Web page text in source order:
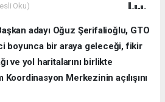
Oku)
adayı Oğuz Şerifalioğlu, GTO
boyunca bir araya geleceği, fikir
ve yol haritalarını birlikte
Merkezinin açılışını